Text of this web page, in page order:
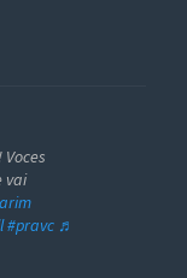
vai
#pravc ♬